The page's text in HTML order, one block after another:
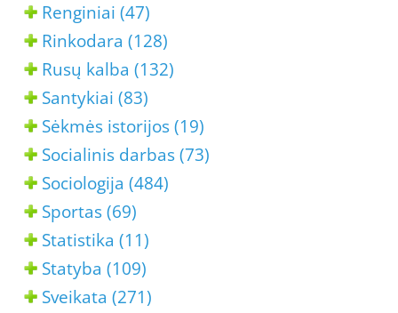
Renginiai (47)
Rinkodara (128)
Rusų kalba (132)
Santykiai (83)
Sėkmės istorijos (19)
Socialinis darbas (73)
Sociologija (484)
Sportas (69)
Statistika (11)
Statyba (109)
Sveikata (271)